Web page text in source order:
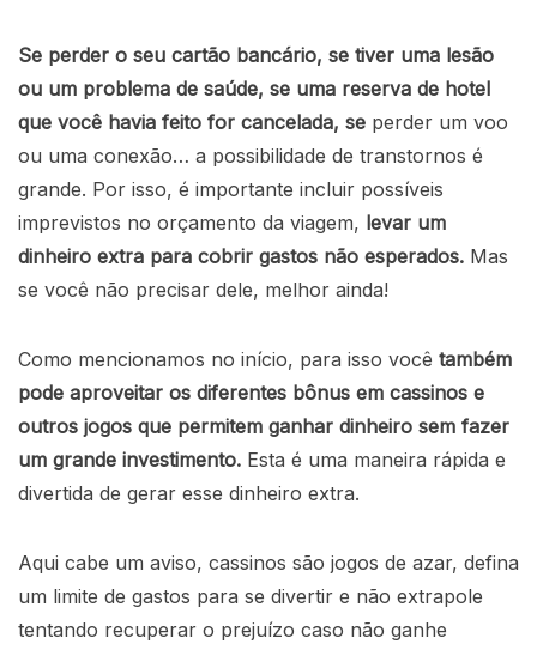
Se perder o seu cartão bancário, se tiver uma lesão
ou um problema de saúde, se uma reserva de hotel
que você havia feito for cancelada, se perder um voo
ou uma conexão… a possibilidade de transtornos é
grande. Por isso, é importante incluir possíveis
imprevistos no orçamento da viagem, levar um
dinheiro extra para cobrir gastos não esperados. Mas
se você não precisar dele, melhor ainda!
Como mencionamos no início, para isso você também
pode aproveitar os diferentes bônus em cassinos e
outros jogos que permitem ganhar dinheiro sem fazer
um grande investimento. Esta é uma maneira rápida e
divertida de gerar esse dinheiro extra.
Aqui cabe um aviso, cassinos são jogos de azar, defina
um limite de gastos para se divertir e não extrapole
tentando recuperar o prejuízo caso não ganhe